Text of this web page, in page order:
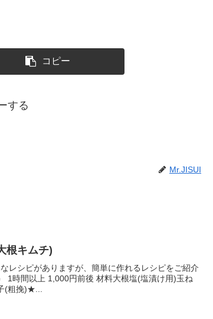
コピー
する
Mr.JISUI
根キムチ)
レシピがありますが、簡単に作れるレシピをご紹介
時間以上 1,000円前後 材料大根塩(塩漬け用)玉ね
(粗挽)★...